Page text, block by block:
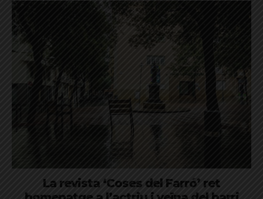
La revista ‘Coses del Farró’ ret